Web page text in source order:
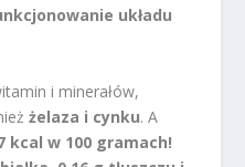
układu
i minerałów,
żelaza i cynku. A
kcal w 100 gramach!